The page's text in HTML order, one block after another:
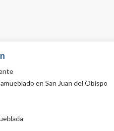
en San Juan del Obispo